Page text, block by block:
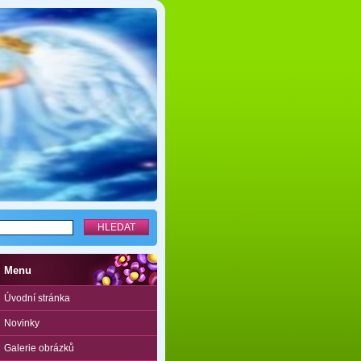
Menu
Úvodní stránka
Novinky
Galerie obrázků